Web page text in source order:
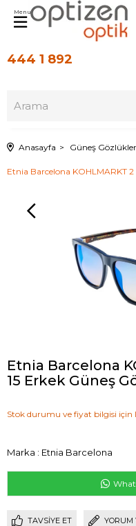
444 1 892
Menu
Anasayfa Güneş
Etnia Barcelona KOHLMARKT
Etnia Barcelona
15 Erkek Güneş
Stok durumu ve fiyat bilgisi
Marka : Etnia Barcelona
TAVSIYE ET YORUM